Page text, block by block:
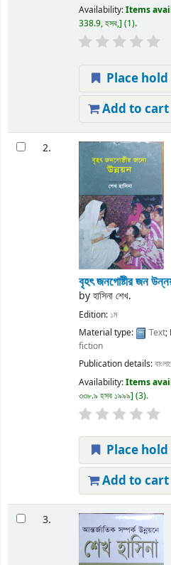
Availability:Items
338.9, হসব, (1).
Place hold
Add to cart
2.
বৃহৎ জনগোষ্টীর জন
byহাসিনা শেখ.
Edition: ১ম
Material type:
Text;
fiction
Publication details:
Availability:Items
৩৩৮.৯ হসব ১৯৯৯ (3).
Place hold
Add to cart
3.